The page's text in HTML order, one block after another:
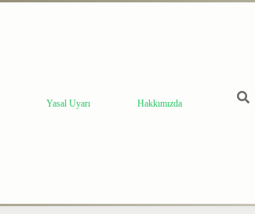
Yasal Uyarı Hakkımızda